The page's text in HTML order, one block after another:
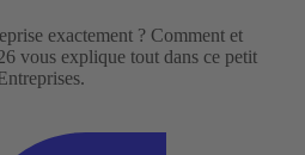
exactement ? Comment et
vous explique tout dans ce petit